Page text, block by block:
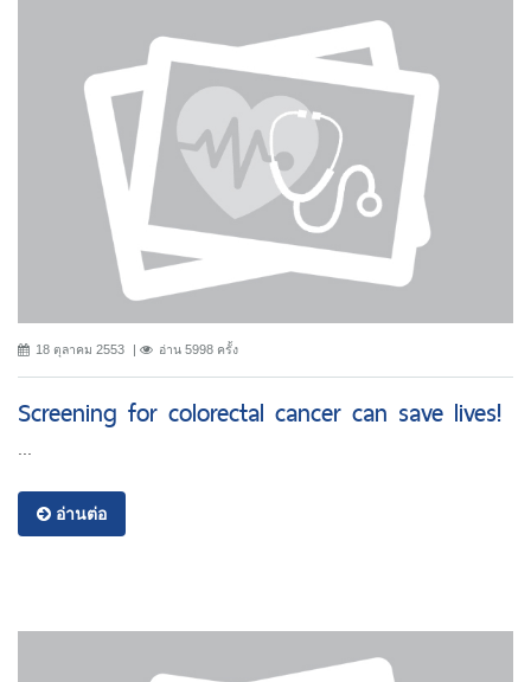
18 ตุลาคม 2553 อ่าน 5998 ครั้ง
Screening for colorectal cancer can save lives!
...
อ่านต่อ